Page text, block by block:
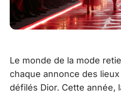
Le monde de la mode
chaque annonce des
défilés Dior. Cette année,